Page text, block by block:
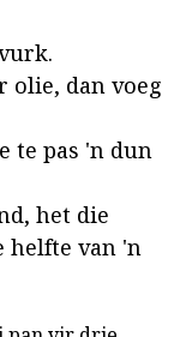
olie, dan voeg
te pas 'n dun
het die
helfte van 'n